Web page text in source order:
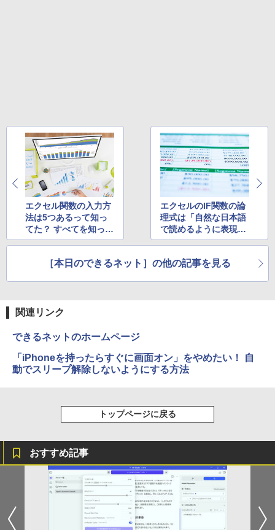
エクセル関数の入力方
法は5つあるって知っ
てた？ すべてを知った
うえで正確に入力しよ
エクセルのIF関数の論
理式は「自然な日本語
で読めるように表現す
る」のがコツ【Excel
［本日のできるネット］の他の記事を見る
関連リンク
できるネットのホームページ
「iPhoneを持ったらすぐに画面オン」をやめたい！ 自
動でスリープ解除しないようにする方法
トップページに戻る
おすすめ記事